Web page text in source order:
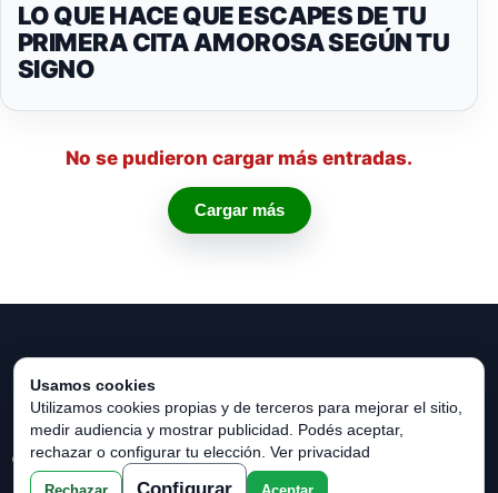
LO QUE HACE QUE ESCAPES DE TU
PRIMERA CITA AMOROSA SEGÚN TU
SIGNO
No se pudieron cargar más entradas.
Cargar más
© 2026 Horóscopo Verde. Todos los derechos reservados.
Usamos cookies
Utilizamos cookies propias y de terceros para mejorar el sitio,
medir audiencia y mostrar publicidad. Podés aceptar,
rechazar o configurar tu elección. Ver privacidad
Rechazar Aceptar